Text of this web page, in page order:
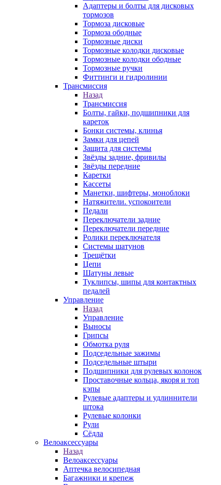
Адаптеры и болты для дисковых
тормозов
Тормоза дисковые
Тормоза ободные
Тормозные диски
Тормозные колодки дисковые
Тормозные колодки ободные
Тормозные ручки
Фиттинги и гидролинии
Трансмиссия
Назад
Трансмиссия
Болты, гайки, подшипники для
кареток
Бонки системы, клинья
Замки для цепей
Защита для системы
Звёзды задние, фривилы
Звёзды передние
Каретки
Кассеты
Манетки, шифтеры, моноблоки
Натяжители. успокоители
Педали
Переключатели задние
Переключатели передние
Ролики переключателя
Системы шатунов
Трещётки
Цепи
Шатуны левые
Туклипсы, шипы для контактных
педалей
Управление
Назад
Управление
Выносы
Грипсы
Обмотка руля
Подседельные зажимы
Подседельные штыри
Подшипники для рулевых колонок
Проставочные кольца, якоря и топ
кэпы
Рулевые адаптеры и удлиннители
штока
Рулевые колонки
Рули
Сёдла
Велоаксессуары
Назад
Велоаксессуары
Аптечка велосипедная
Багажники и крепеж